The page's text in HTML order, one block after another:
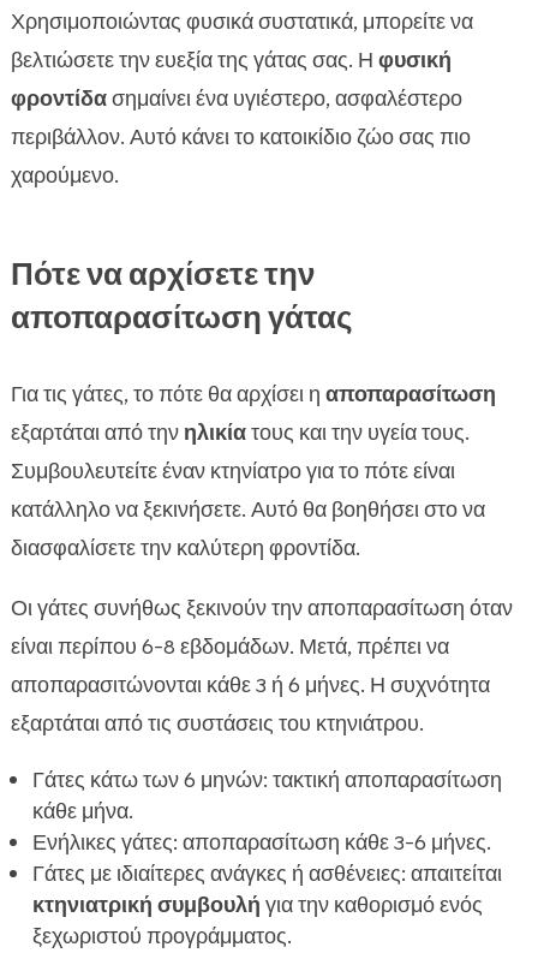
Χρησιμοποιώντας φυσικά συστατικά, μπορείτε να
βελτιώσετε την ευεξία της γάτας σας. Η φυσική
φροντίδασημαίνει ένα υγιέστερο, ασφαλέστερο
περιβάλλον. Αυτό κάνει το κατοικίδιο ζώο σας πιο
χαρούμενο.
Πότε να αρχίσετε την
αποπαρασίτωση γάτας
Για τις γάτες, το πότε θα αρχίσει η αποπαρασίτωση
εξαρτάται από την ηλικίατους και την υγεία τους.
Συμβουλευτείτε έναν κτηνίατρο για το πότε είναι
κατάλληλο να ξεκινήσετε. Αυτό θα βοηθήσει στο να
διασφαλίσετε την καλύτερη φροντίδα.
Οι γάτες συνήθως ξεκινούν την αποπαρασίτωση όταν
είναι περίπου 6-8 εβδομάδων. Μετά, πρέπει να
αποπαρασιτώνονται κάθε 3 ή 6 μήνες. Η συχνότητα
εξαρτάται από τις συστάσεις του κτηνιάτρου.
Γάτες κάτω των 6 μηνών: τακτική αποπαρασίτωση
κάθε μήνα.
Ενήλικες γάτες: αποπαρασίτωση κάθε 3-6 μήνες.
Γάτες με ιδιαίτερες ανάγκες ή ασθένειες: απαιτείται
κτηνιατρική συμβουλή για την καθορισμό ενός
ξεχωριστού προγράμματος.